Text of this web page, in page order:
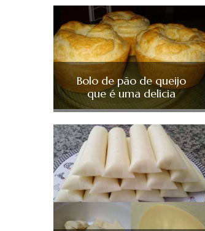
Bolo de pão de queijo
que é uma delicia